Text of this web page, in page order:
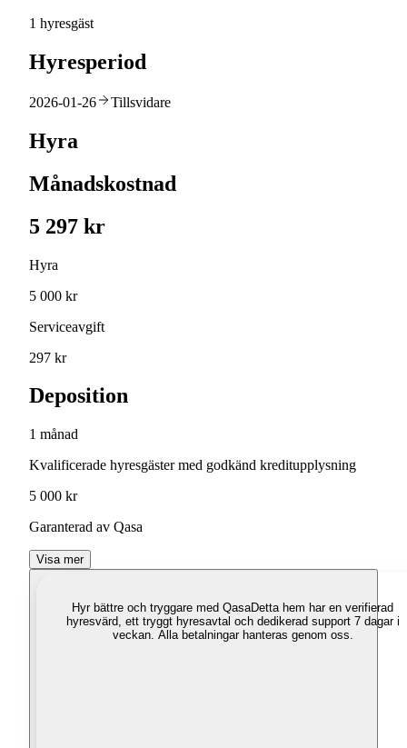
1 hyresgäst
Hyresperiod
2026-01-26 Tillsvidare
Hyra
Månadskostnad
5 297 kr
Hyra
5 000 kr
Serviceavgift
297 kr
Deposition
1 månad
Kvalificerade hyresgäster med godkänd kreditupplysning
5 000 kr
Garanterad av Qasa
Visa mer
Hyr bättre och tryggare med QasaDetta hem har en verifierad
hyresvärd, ett tryggt hyresavtal och dedikerad support 7 dagar i
veckan. Alla betalningar hanteras genom oss.